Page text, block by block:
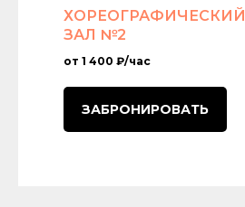
ХОРЕОГРАФИЧЕСКИЙ
ЗАЛ №2
от 1 400 ₽/час
ЗАБРОНИРОВАТЬ